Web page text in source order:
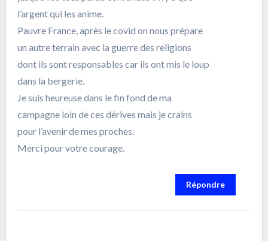
l’argent qui les anime.
Pauvre France, après le covid on nous prépare
un autre terrain avec la guerre des religions
dont ils sont responsables car ils ont mis le loup
dans la bergerie.
Je suis heureuse dans le fin fond de ma
campagne loin de ces dérives mais je crains
pour l’avenir de mes proches.
Merci pour votre courage.
Répondre